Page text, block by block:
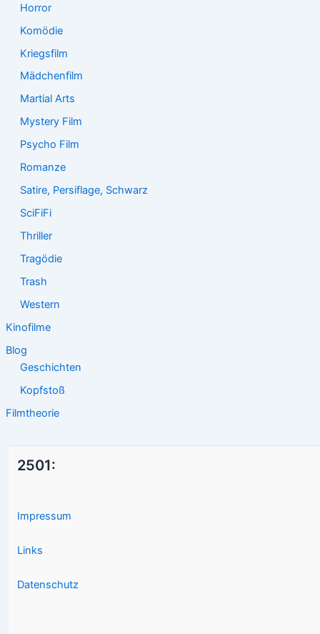
Horror
Komödie
Kriegsfilm
Mädchenfilm
Martial Arts
Mystery Film
Psycho Film
Romanze
Satire, Persiflage, Schwarz
SciFiFi
Thriller
Tragödie
Trash
Western
Kinofilme
Blog
Geschichten
Kopfstoß
Filmtheorie
2501:
Impressum
Links
Datenschutz